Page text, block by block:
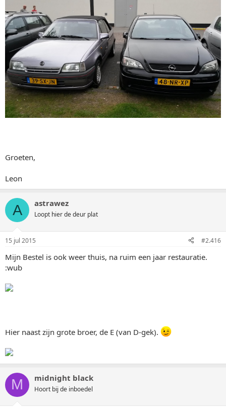
Groeten,
Leon
A astrawez
Loopt hier de deur plat
15 jul 2015 #2.416
Mijn Bestel is ook weer thuis, na ruim een jaar restauratie.
:wub
Hier naast zijn grote broer, de E (van D-gek).
M midnight black
Hoort bij de inboedel